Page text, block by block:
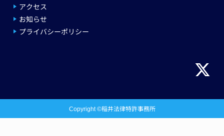
アクセス
お知らせ
プライバシーポリシー
Copyright ©稲井法律特許事務所